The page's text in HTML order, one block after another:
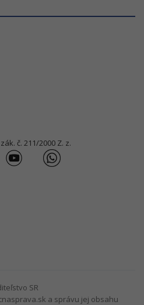
č. 211/2000 Z. z.
SR
a správu jej obsahu